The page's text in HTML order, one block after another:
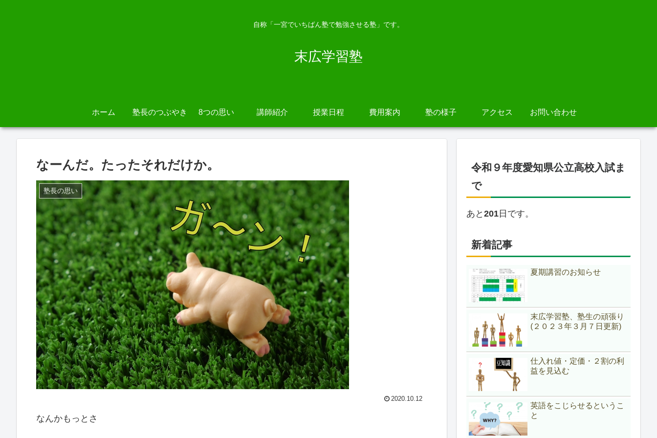
自称「一宮でいちばん塾で勉強させる塾」です。
末広学習塾
ホーム 塾長のつぶやき 8つの思い 講師紹介 授業日程 費用案内 塾の様子 アクセス お問い合わせ
なーんだ。たったそれだけか。
塾長の思い
2020.10.12
なんかもっとさ
令和９年度愛知県公立高校入試ま
で
あと 201 日です。
新着記事
夏期講習のお知らせ
末広学習塾、塾生の頑張り
(２０２３年３月７日更新)
仕入れ値・定価・２割の利
益を見込む
英語をこじらせるというこ
と